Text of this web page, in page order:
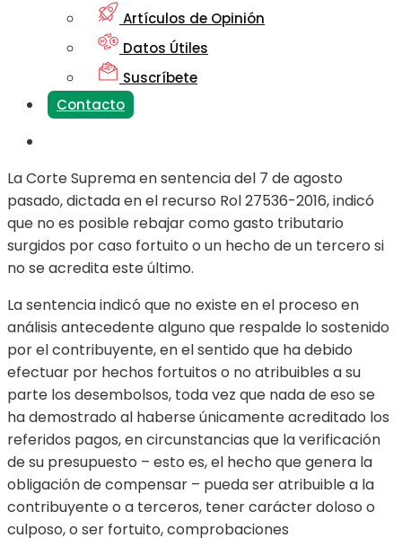
Artículos de Opinión
Datos Útiles
Suscríbete
Contacto
La Corte Suprema en sentencia del 7 de agosto
pasado, dictada en el recurso Rol 27536-2016, indicó
que no es posible rebajar como gasto tributario
surgidos por caso fortuito o un hecho de un tercero si
no se acredita este último.
La sentencia indicó que no existe en el proceso en
análisis antecedente alguno que respalde lo sostenido
por el contribuyente, en el sentido que ha debido
efectuar por hechos fortuitos o no atribuibles a su
parte los desembolsos, toda vez que nada de eso se
ha demostrado al haberse únicamente acreditado los
referidos pagos, en circunstancias que la verificación
de su presupuesto – esto es, el hecho que genera la
obligación de compensar – pueda ser atribuible a la
contribuyente o a terceros, tener carácter doloso o
culposo, o ser fortuito, comprobaciones